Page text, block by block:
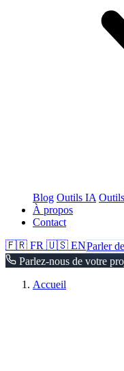
Blog Outils IA
À propos
Contact
🇫🇷 FR 🇺🇸 ENParler
Parlez-nous de votre
Accueil